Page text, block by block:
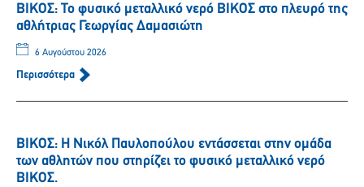
ΒΙΚΟΣ: Το φυσικό μεταλλικό νερό ΒΙΚΟΣ στο πλευρό της
αθλήτριας Γεωργίας Δαμασιώτη
6 Αυγούστου 2026
Περισσότερα
ΒΙΚΟΣ: Η Νικόλ Παυλοπούλου εντάσσεται στην ομάδα
των αθλητών που στηρίζει το φυσικό μεταλλικό νερό
ΒΙΚΟΣ.